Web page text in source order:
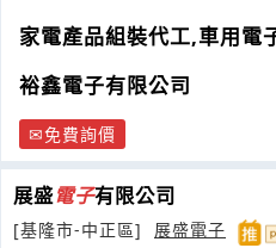
家電產品組裝代工,車用電
裕鑫電子有限公司
免費詢價
展盛電子有限公司
[基隆市-中正區]
展盛電子